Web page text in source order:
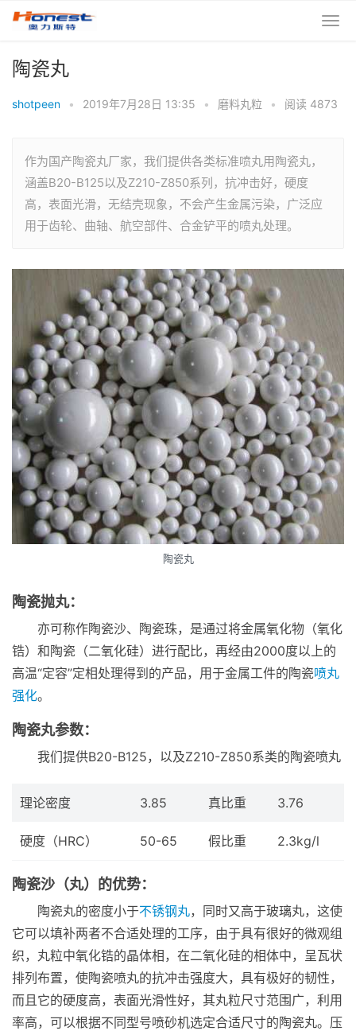
陶瓷丸
shotpeen • 2019年7月28日 13:35 • 磨料丸粒 • 阅读 4873
作为国产陶瓷丸厂家，我们提供各类标准喷丸用陶瓷丸，
涵盖B20-B125以及Z210-Z850系列，抗冲击好，硬度
高，表面光滑，无结壳现象，不会产生金属污染，广泛应
用于齿轮、曲轴、航空部件、合金铲平的喷丸处理。
陶瓷丸
陶瓷抛丸：
亦可称作陶瓷沙、陶瓷珠，是通过将金属氧化物（氧化
锆）和陶瓷（二氧化硅）进行配比，再经由2000度以上的
高温“定容”定相处理得到的产品，用于金属工件的陶瓷喷丸
强化。
陶瓷丸参数：
我们提供B20-B125，以及Z210-Z850系类的陶瓷喷丸
理论密度 3.85 真比重 3.76
硬度（HRC） 50-65 假比重 2.3kg/l
陶瓷沙（丸）的优势：
陶瓷丸的密度小于不锈钢丸，同时又高于玻璃丸，这使
它可以填补两者不合适处理的工序，由于具有很好的微观组
织，丸粒中氧化锆的晶体相，在二氧化硅的相体中，呈瓦状
排列布置，使陶瓷喷丸的抗冲击强度大，具有极好的韧性，
而且它的硬度高，表面光滑性好，其丸粒尺寸范围广，利用
率高，可以根据不同型号喷砂机选定合适尺寸的陶瓷丸。压